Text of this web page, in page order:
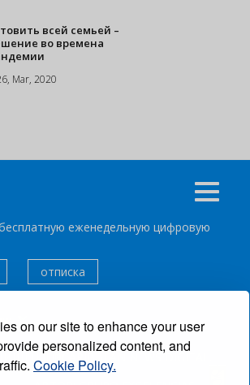
on our site to enhance your user
personalized content, and
Cookie Policy.
всей семьей –
во времена
Mar, 2020
еженедельную цифровую
отписка
®CARIBBEAN NEWS DIGITAL.